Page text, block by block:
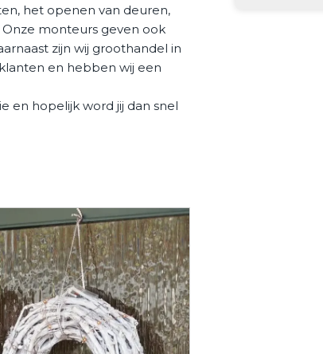
het openen van deuren,
monteurs geven ook
zijn wij groothandel in
en hebben wij een
en hopelijk word jij dan snel